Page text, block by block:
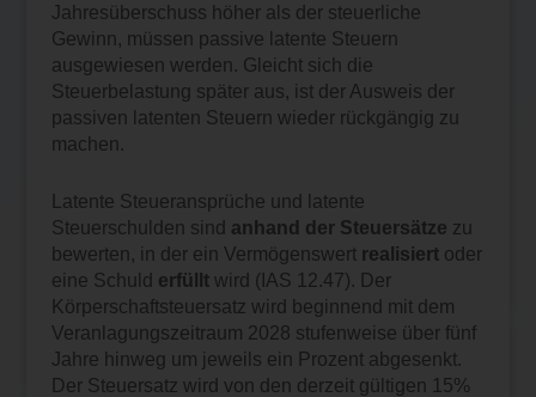
Jahresüberschuss höher als der steuerliche
Gewinn, müssen passive latente Steuern
ausgewiesen werden. Gleicht sich die
Steuerbelastung später aus, ist der Ausweis der
passiven latenten Steuern wieder rückgängig zu
machen.
Latente Steueransprüche und latente
Steuerschulden sind anhand der Steuersätze zu
bewerten, in der ein Vermögenswert realisiertoder
eine Schuld erfülltwird (IAS 12.47). Der
Körperschaftsteuersatz wird beginnend mit dem
Veranlagungszeitraum 2028 stufenweise über fünf
Jahre hinweg um jeweils ein Prozent abgesenkt.
Der Steuersatz wird von den derzeit gültigen 15%